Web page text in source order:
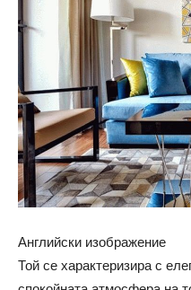
Английски изображение
Той се характеризира с